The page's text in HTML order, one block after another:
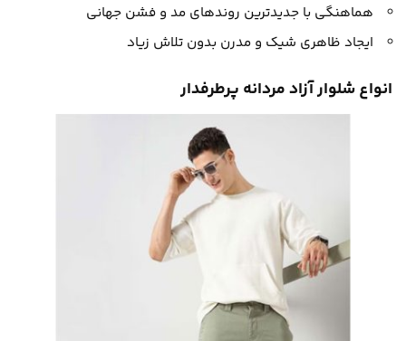
هماهنگی با جدیدترین روندهای مد و فشن جهانی
ایجاد ظاهری شیک و مدرن بدون تلاش زیاد
انواع شلوار آزاد مردانه پرطرفدار